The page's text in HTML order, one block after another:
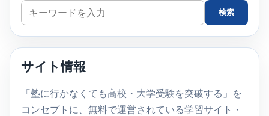
サ
イ
ト
検
索
検索
サイト情報
「塾に行かなくても高校・大学受験を突破する」を
コンセプトに、無料で運営されている学習サイト・